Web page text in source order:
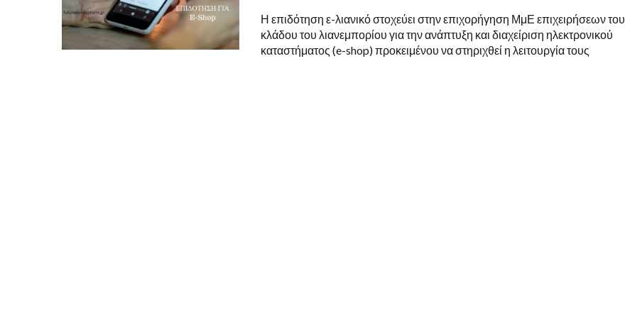
Η επιδότηση ε-λιανικό στοχεύει στην επιχορήγηση ΜμΕ επιχειρήσεων του
κλάδου του λιανεμπορίου για την ανάπτυξη και διαχείριση ηλεκτρονικού
καταστήματος (e-shop) προκειμένου να στηριχθεί η λειτουργία τους